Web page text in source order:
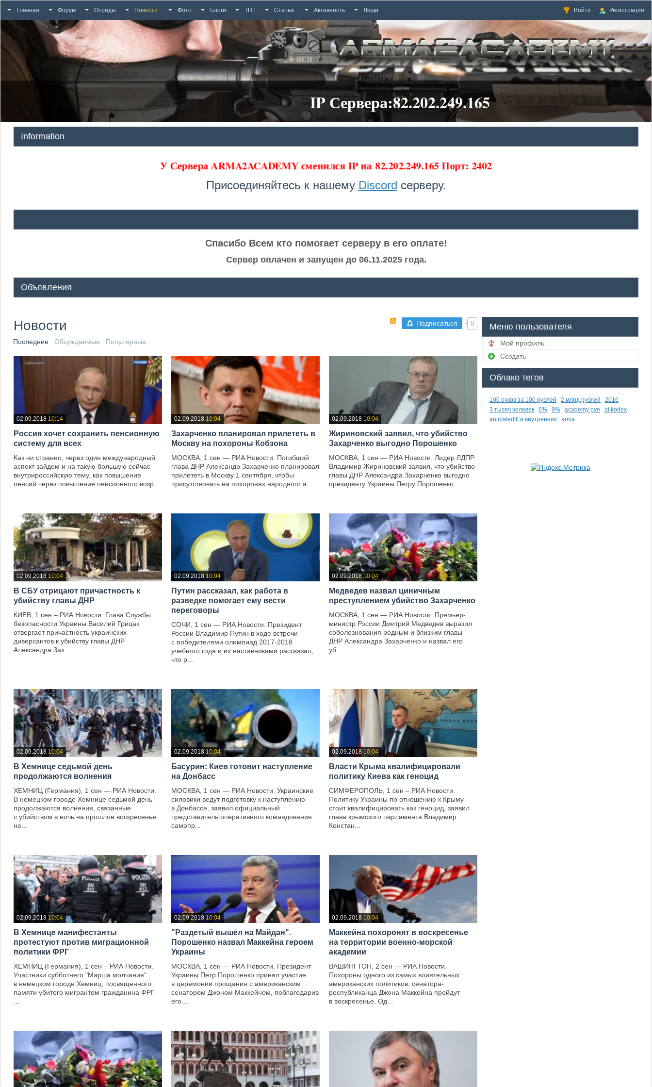
Главная Форум Отряды Новости Фото Блоги ТНТ Статьи Активность Люди Войти Регистрация
IP Сервера:82.202.249.165
Information
У Сервера ARMA2ACADEMY сменился IP на82.202.249.165 Порт: 2402
Присоединяйтесь к нашему Discord серверу.
Спасибо Всем кто помогает серверу в его оплате!
Сервер оплачен и запущен до 06.11.2025 года.
Объявления
Подписаться 0
Новости
Последние Обсуждаемые Популярные
02.09.2018 10:14
Россия хочет сохранить пенсионную
систему для всех
Как ни странно, через один международный
аспект зайдем и на такую большую сейчас
внутрироссийскую тему, как повышение
пенсий через повышение пенсионного возр...
02.09.2018 10:04
Захарченко планировал прилететь в
Москву на похороны Кобзона
МОСКВА, 1 сен — РИА Новости. Погибший
глава ДНР Александр Захарченко планировал
прилететь в Москву 1 сентября, чтобы
присутствовать на похоронах народного а...
02.09.2018 10:04
Жириновский заявил, что убийство
Захарченко выгодно Порошенко
МОСКВА, 1 сен — РИА Новости. Лидер ЛДПР
Владимир Жириновский заявил, что убийство
главы ДНР Александра Захарченко выгодно
президенту Украины Петру Порошенко...
02.09.2018 10:04
В СБУ отрицают причастность к
убийству главы ДНР‍
КИЕВ, 1 сен – РИА Новости. Глава Службы
безопасности Украины Василий Грицак
отвергает причастность украинских
диверсантов к убийству главы ДНР
Александра Зах...
02.09.2018 10:04
Путин рассказал, как работа в
разведке помогает ему вести
переговоры
СОЧИ, 1 сен — РИА Новости. Президент
России Владимир Путин в ходе встречи
с победителями олимпиад 2017-2018
учебного года и их наставниками рассказал,
что р...
02.09.2018 10:04
Медведев назвал циничным
преступлением убийство Захарченко
МОСКВА, 1 сен — РИА Новости. Премьер-
министр России Дмитрий Медведев выразил
соболезнования родным и близким главы
ДНР Александра Захарченко и назвал его
уб...
02.09.2018 10:04
В Хемнице седьмой день
продолжаются волнения
ХЕМНИЦ (Германия), 1 сен — РИА Новости.
В немецком городе Хемнице седьмой день
продолжаются волнения, связанные
с убийством в ночь на прошлое воскресенье
не...
02.09.2018 10:04
Басурин: Киев готовит наступление
на Донбасс‍
МОСКВА, 1 сен — РИА Новости. Украинские
силовики ведут подготовку к наступлению
в Донбассе, заявил официальный
представитель оперативного командования
самопр...
02.09.2018 10:04
Власти Крыма квалифицировали
политику Киева как геноцид
СИМФЕРОПОЛЬ, 1 сен – РИА Новости.
Политику Украины по отношению к Крыму
стоит квалифицировать как геноцид, заявил
глава крымского парламента Владимир
Констан...
02.09.2018 10:04
В Хемнице манифестанты
протестуют против миграционной
политики ФРГ
ХЕМНИЦ (Германия), 1 сен – РИА Новости.
Участники субботнего "Марша молчания"
в немецком городе Хемниц, посвященного
памяти убитого мигрантом гражданина ФРГ
02.09.2018 10:04
"Раздетый вышел на Майдан".
Порошенко назвал Маккейна героем
Украины
МОСКВА, 1 сен — РИА Новости. Президент
Украины Петр Порошенко принял участие
в церемонии прощания с американским
сенатором Джоном Маккейном, поблагодарив
его...
02.09.2018 10:04
Маккейна похоронят в воскресенье
на территории военно-морской
академии
ВАШИНГТОН, 2 сен — РИА Новости.
Похороны одного из самых влиятельных
американских политиков, сенатора-
республиканца Джона Маккейна пройдут
в воскресенье. Од...
Меню пользователя
Мой профиль
Создать
Облако тегов
100 очков за 100 рублей 2 млрд рублей
2016
3 тысяч человек
6% 9% academy pve
ai kodex
animatediff и внутренних
arma